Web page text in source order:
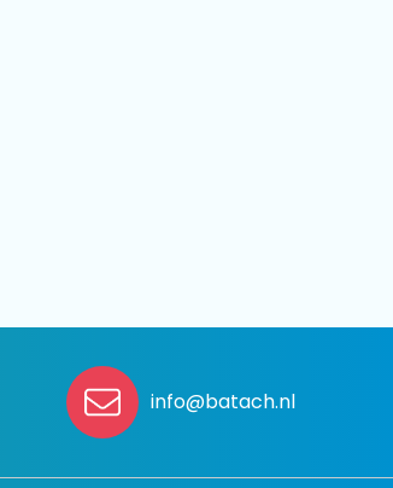
info@batach.nl